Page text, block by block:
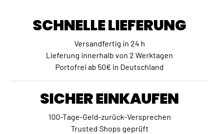
SCHNELLE LIEFERUNG
Versandfertig in 24 h
Lieferung innerhalb von 2 Werktagen
Portofrei ab 50€ in Deutschland
SICHER EINKAUFEN
100-Tage-Geld-zurück-Versprechen
Trusted Shops geprüft